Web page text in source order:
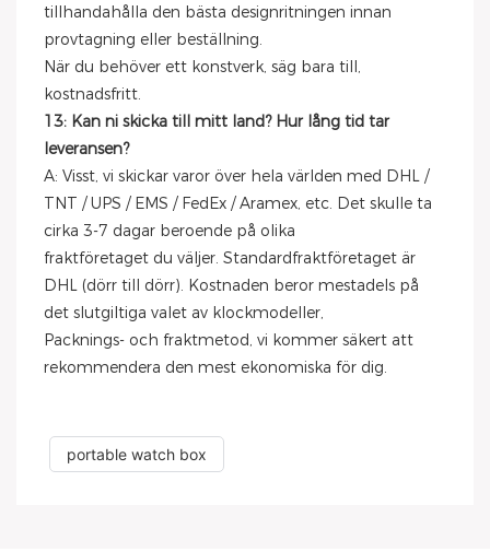
tillhandahålla den bästa designritningen innan
provtagning eller beställning.
När du behöver ett konstverk, säg bara till,
kostnadsfritt.
13: Kan ni skicka till mitt land? Hur lång tid tar
leveransen?
A: Visst, vi skickar varor över hela världen med DHL /
TNT / UPS / EMS / FedEx / Aramex, etc. Det skulle ta
cirka 3-7 dagar beroende på olika
fraktföretaget du väljer. Standardfraktföretaget är
DHL (dörr till dörr). Kostnaden beror mestadels på
det slutgiltiga valet av klockmodeller,
Packnings- och fraktmetod, vi kommer säkert att
rekommendera den mest ekonomiska för dig.
portable watch box